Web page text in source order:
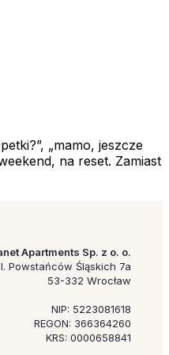
„mamo, jeszcze
na reset. Zamiast
Apartments Sp. z o. o.
Powstańców Śląskich 7a
53-332 Wrocław
NIP: 5223081618
REGON: 366364260
KRS: 0000658841